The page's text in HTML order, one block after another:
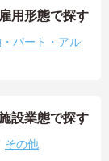
用形態で探す
パート・アル
設業態で探す
その他